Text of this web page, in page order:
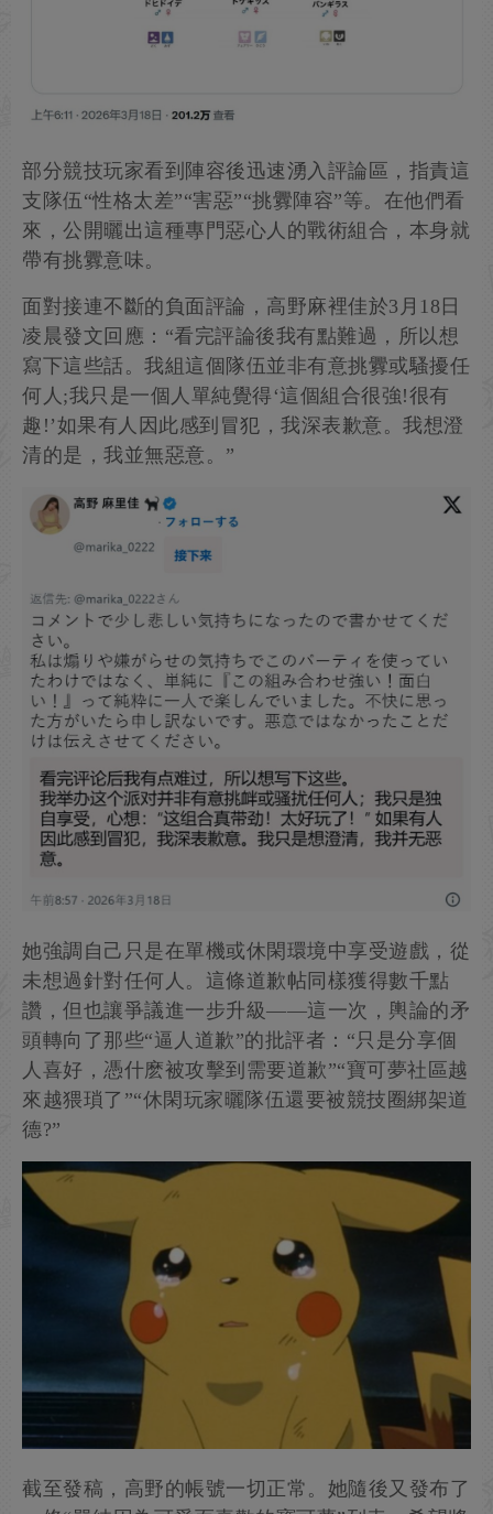
部分競技玩家看到陣容後迅速湧入評論區，指責這
支隊伍“性格太差”“害惡”“挑釁陣容”等。在他們看
來，公開曬出這種專門惡心人的戰術組合，本身就
帶有挑釁意味。
面對接連不斷的負面評論，高野麻裡佳於3月18日
凌晨發文回應：“看完評論後我有點難過，所以想
寫下這些話。我組這個隊伍並非有意挑釁或騷擾任
何人;我只是一個人單純覺得‘這個組合很強!很有
趣!’如果有人因此感到冒犯，我深表歉意。我想澄
清的是，我並無惡意。”
她強調自己只是在單機或休閑環境中享受遊戲，從
未想過針對任何人。這條道歉帖同樣獲得數千點
讚，但也讓爭議進一步升級——這一次，輿論的矛
頭轉向了那些“逼人道歉”的批評者：“只是分享個
人喜好，憑什麽被攻擊到需要道歉”“寶可夢社區越
來越猥瑣了”“休閑玩家曬隊伍還要被競技圈綁架道
德?”
截至發稿，高野的帳號一切正常。她隨後又發布了